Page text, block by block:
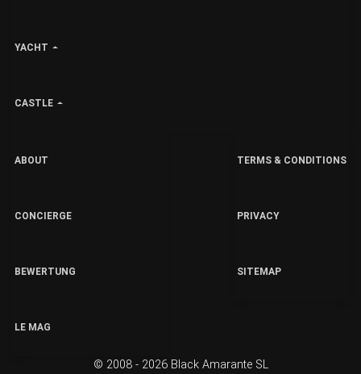
YACHT
CASTLE
ABOUT
CONCIERGE
BEWERTUNG
LE MAG
TERMS & CONDITIONS
PRIVACY
SITEMAP
© 2008 - 2026 Black Amarante SL